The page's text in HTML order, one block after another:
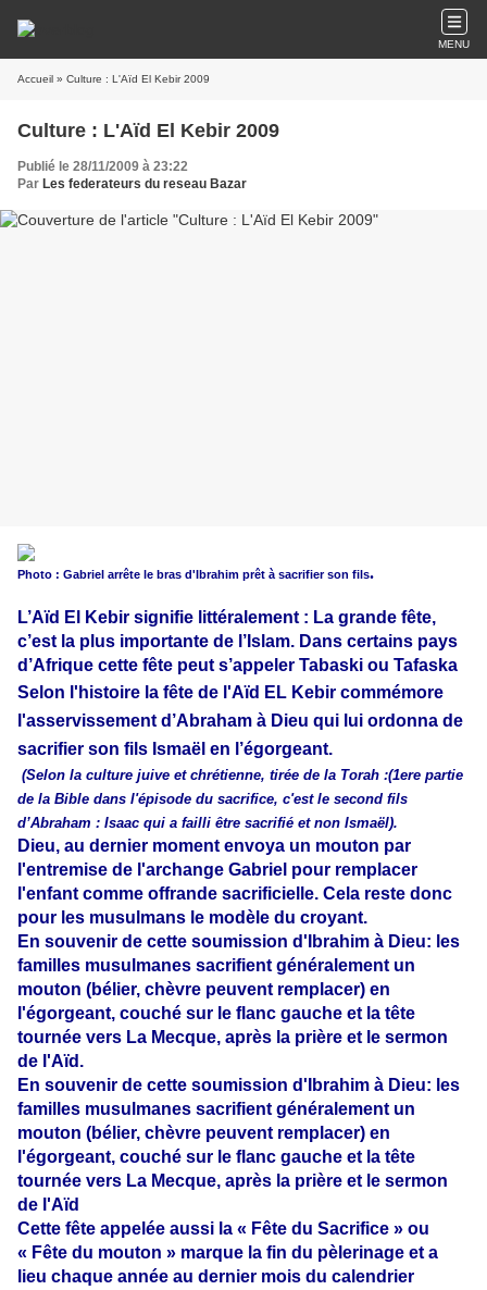
MENU
Accueil » Culture : L'Aïd El Kebir 2009
Culture : L'Aïd El Kebir 2009
Publié le 28/11/2009 à 23:22
Par Les federateurs du reseau Bazar
Photo : Gabriel arrête le bras d'Ibrahim prêt à sacrifier son fils.
L’Aïd El Kebir signifie littéralement : La grande fête,
c’est la plus importante de l’Islam. Dans certains pays
d’Afrique cette fête peut s’appeler Tabaski ou Tafaska
Selon l'histoire la fête de l'Aïd EL Kebir commémore
l'asservissement d’Abraham à Dieu qui lui ordonna de
sacrifier son fils Ismaël en l’égorgeant.
(Selon la culture juive et chrétienne, tirée de la Torah :(1ere partie
de la Bible dans l'épisode du sacrifice, c'est le second fils
d’Abraham : Isaac qui a failli être sacrifié et non Ismaël).
Dieu, au dernier moment envoya un mouton par
l'entremise de l'archange Gabriel pour remplacer
l'enfant comme offrande sacrificielle. Cela reste donc
pour les musulmans le modèle du croyant.
En souvenir de cette soumission d'Ibrahim à Dieu: les
familles musulmanes sacrifient généralement un
mouton (bélier, chèvre peuvent remplacer) en
l'égorgeant, couché sur le flanc gauche et la tête
tournée vers La Mecque, après la prière et le sermon
de l'Aïd.
En souvenir de cette soumission d'Ibrahim à Dieu: les
familles musulmanes sacrifient généralement un
mouton (bélier, chèvre peuvent remplacer) en
l'égorgeant, couché sur le flanc gauche et la tête
tournée vers La Mecque, après la prière et le sermon
de l'Aïd
Cette fête appelée aussi la « Fête du Sacrifice » ou
« Fête du mouton » marque la fin du pèlerinage et a
lieu chaque année au dernier mois du calendrier